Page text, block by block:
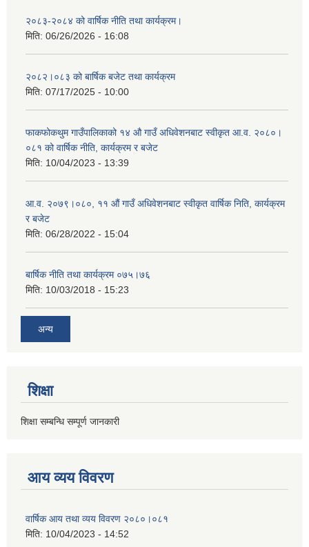
२०८३-२०८४ को वार्षिक नीति तथा कार्यक्रम।
मिति: 06/26/2026 - 16:08
२०८२।०८३ को बार्षिक बजेट तथा कार्यक्रम
मिति: 07/17/2025 - 10:00
फाकफोकथुम गाउँपालिकाको १४ औ गाउँ अधिवेशनबाट स्वीकृत आ.व. २०८०।
०८१ को वार्षिक नीति, कार्यक्रम र बजेट
मिति: 10/04/2023 - 13:39
आ.व. २०७९।०८०, ११ औं गाउँ अधिवेशनबाट स्वीकृत वार्षिक निति, कार्यक्रम
र बजेट
मिति: 06/28/2022 - 15:04
बार्षिक नीति तथा कार्यक्रम ०७५।७६
मिति: 10/03/2018 - 15:23
अन्य
शिक्षा
शिक्षा सम्बन्धि सम्पूर्ण जानकारी
आय व्यय विवरण
वार्षिक आय तथा व्यय विवरण २०८०।०८१
मिति: 10/04/2023 - 14:52